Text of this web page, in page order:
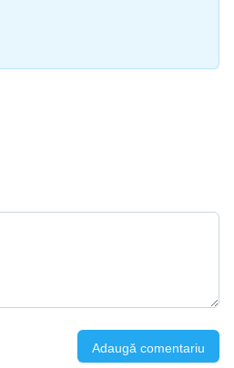
Adaugă comentariu